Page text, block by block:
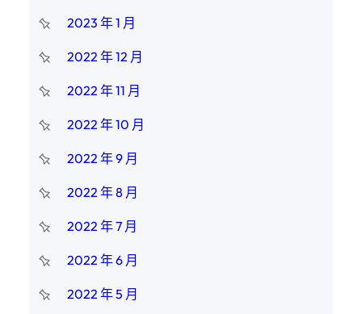
2023 年 1 月
2022 年 12 月
2022 年 11 月
2022 年 10 月
2022 年 9 月
2022 年 8 月
2022 年 7 月
2022 年 6 月
2022 年 5 月